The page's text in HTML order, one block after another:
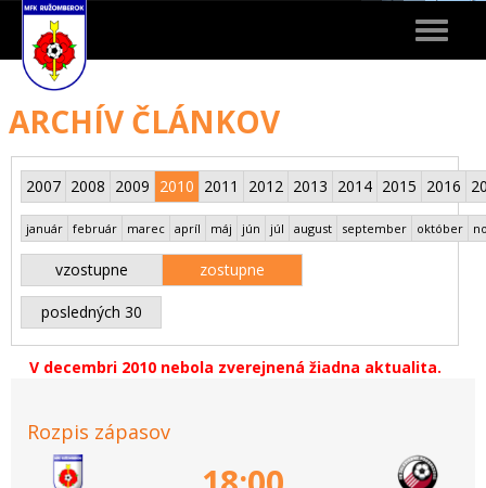
Toggle
ARCHÍV ČLÁNKOV
2007 2008 2009 2010 2011 2012 2013 2014 2015 2016
január február marec apríl máj jún júl august september október
vzostupne zostupne
posledných 30
V decembri 2010 nebola zverejnená žiadna aktualita.
Rozpis zápasov